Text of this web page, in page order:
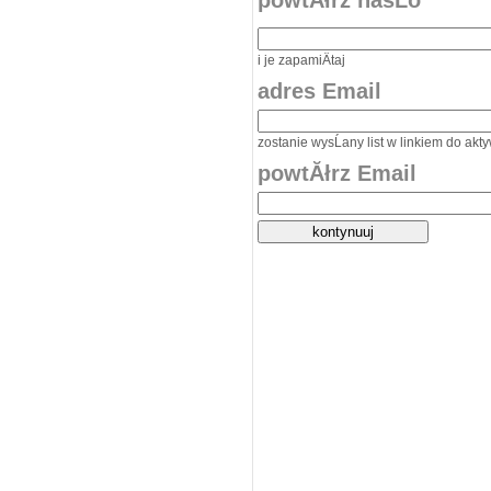
i je zapamiÄtaj
adres Email
zostanie wysĹany list w linkiem do
powtĂłrz Email